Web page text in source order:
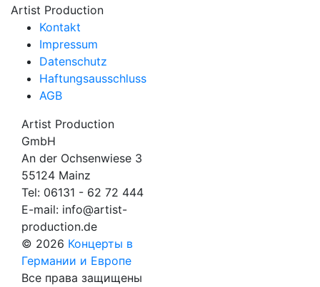
Artist Production
Kontakt
Impressum
Datenschutz
Haftungsausschluss
AGB
Artist Production
GmbH
An der Ochsenwiese 3
55124 Mainz
Tel: 06131 - 62 72 444
E-mail: info@artist-
production.de
© 2026 Концерты в
Германии и Европе
Все права защищены